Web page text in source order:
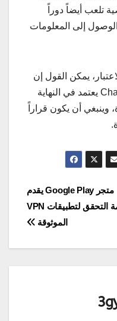
تلعب أيضاً دوراً
إلى المعلومات
يمكن القول إن
الاختيار بين DeepSeek و ChatGPT يعتمد في النهاية
وينبغي أن يكون قراراً
متجر Google Play يقدم
علامة التحقق لتطبيقات VPN
الموثوقة